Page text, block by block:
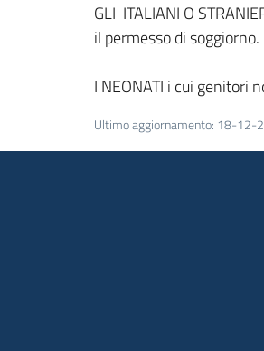
GLI ITALIANI O
il permesso di soggiorno.
I NEONATI i cui genitori
Ultimo aggiornamento: 18-12-